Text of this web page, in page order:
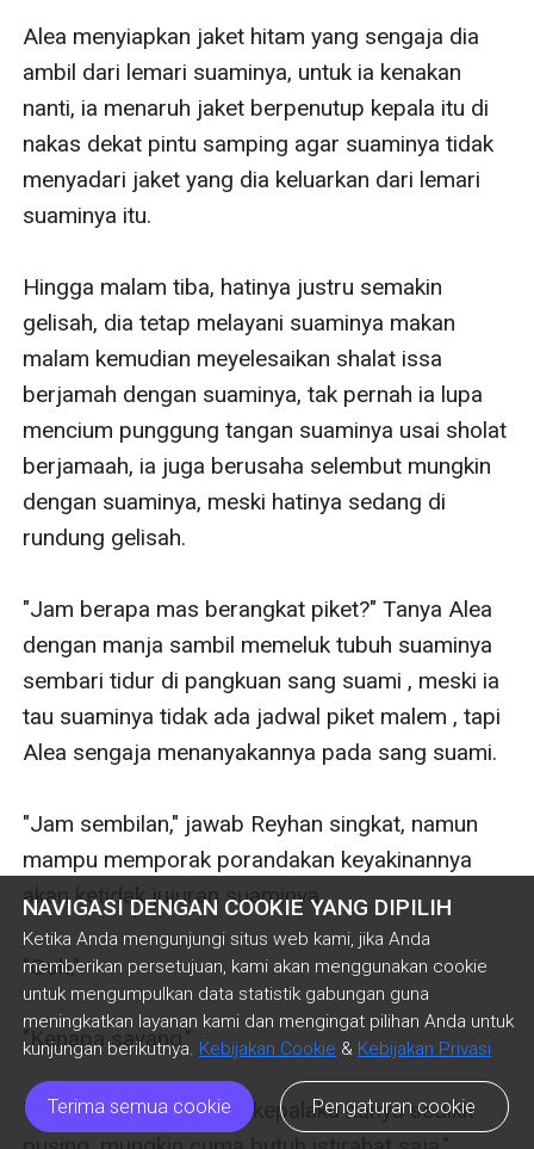
NAVIGASI DENGAN COOKIE YANG DIPILIH
Ketika Anda mengunjungi situs web kami, jika Anda
memberikan persetujuan, kami akan menggunakan cookie
untuk mengumpulkan data statistik gabungan guna
meningkatkan layanan kami dan mengingat pilihan Anda untuk
kunjungan berikutnya. Kebijakan Cookie & Kebijakan Privasi
Terima semua cookie Pengaturan cookie
Alea menyiapkan jaket hitam yang sengaja dia
ambil dari lemari suaminya, untuk ia kenakan
nanti, ia menaruh jaket berpenutup kepala itu di
nakas dekat pintu samping agar suaminya tidak
menyadari jaket yang dia keluarkan dari lemari
suaminya itu.
Hingga malam tiba, hatinya justru semakin
gelisah, dia tetap melayani suaminya makan
malam kemudian meyelesaikan shalat issa
berjamah dengan suaminya, tak pernah ia lupa
mencium punggung tangan suaminya usai sholat
berjamaah, ia juga berusaha selembut mungkin
dengan suaminya, meski hatinya sedang di
rundung gelisah.
"Jam berapa mas berangkat piket?" Tanya Alea
dengan manja sambil memeluk tubuh suaminya
sembari tidur di pangkuan sang suami , meski ia
tau suaminya tidak ada jadwal piket malem , tapi
Alea sengaja menanyakannya pada sang suami.
"Jam sembilan," jawab Reyhan singkat, namun
mampu memporak porandakan keyakinannya
akan ketidak jujuran suaminya.
"Ooh,"
"Kenapa sayang,"
"Tidak kenapa-kenapa, kepalaku hanya sedikit